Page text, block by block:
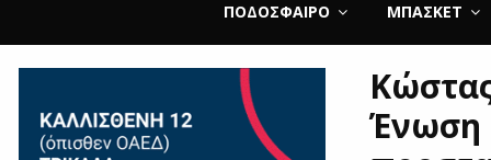
ΠΟΔΌΣΦΑΙΡΟ ΜΠΆΣΚΕΤ
Ένωση